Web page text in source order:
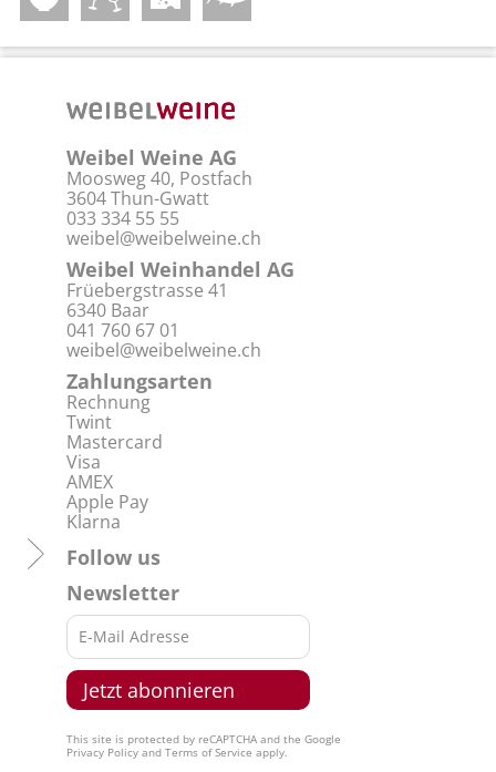
Weibel Weine AG
Moosweg 40, Postfach
3604 Thun-Gwatt
033 334 55 55
weibel@weibelweine.ch
Weibel Weinhandel AG
Früebergstrasse 41
6340 Baar
041 760 67 01
weibel@weibelweine.ch
Zahlungsarten
Rechnung
Twint
Mastercard
Visa
AMEX
Apple Pay
Klarna
Follow us
Newsletter
This site is protected by reCAPTCHA and the Google
Privacy Policy and Terms of Service apply.